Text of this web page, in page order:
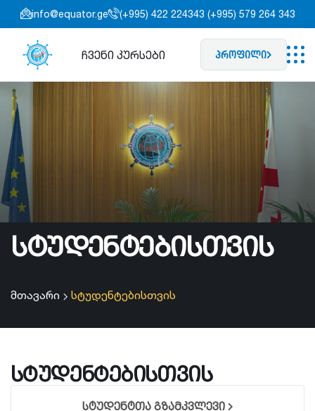
info@equator.ge (+995) 422 224343 (+995) 579 264 343
ჩვენი კურსები პროფილი
სტუდენტებისთვის
მთავარი სტუდენტებისთვის
სტუდენტებისთვის
სტუდენტთა გზამკვლევი